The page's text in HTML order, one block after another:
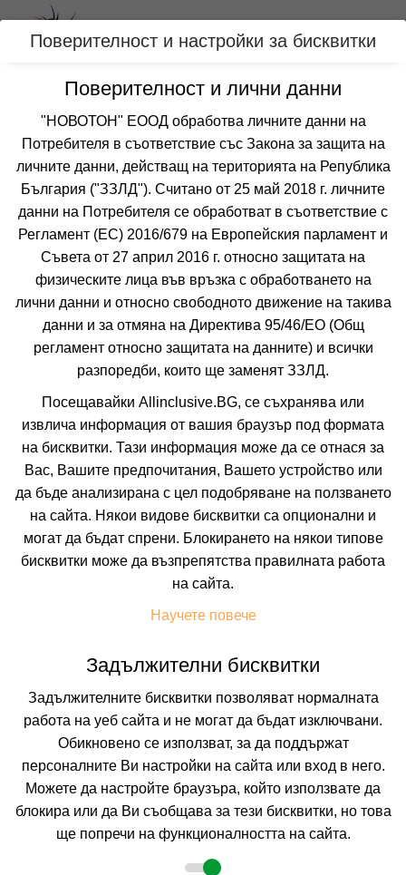
Вход
Категории
Хотел АЛТЕЯ
АЛБЕНА
Отзиви от клиенти за хотел АЛТЕЯ
от 1 отзив
5.3
❮ ❯
УДОБСТВА В ХОТЕЛА FAQ ЗА ХОТЕЛА
Собствен
11.08.2026 5 нощувки
Настаняване
2 възрастни
Поверителност и настройки за бисквитки
Поверителност и лични данни
"НОВОТОН" ЕООД обработва личните данни на
Потребителя в съответствие със Закона за защита на
личните данни, действащ на територията на Република
България ("ЗЗЛД"). Считано от 25 май 2018 г. личните
данни на Потребителя се обработват в съответствие с
Регламент (ЕС) 2016/679 на Европейския парламент и
Съвета от 27 април 2016 г. относно защитата на
физическите лица във връзка с обработването на
лични данни и относно свободното движение на такива
данни и за отмяна на Директива 95/46/EО (Общ
регламент относно защитата на данните) и всички
разпоредби, които ще заменят ЗЗЛД.
Посещавайки Allinclusive.BG, се съхранява или
извлича информация от вашия браузър под формата
на бисквитки. Тази информация може да се отнася за
Вас, Вашите предпочитания, Вашето устройство или
да бъде анализирана с цел подобряване на ползването
на сайта. Някои видове бисквитки са опционални и
могат да бъдат спрени. Блокирането на някои типове
бисквитки може да възпрепятства правилната работа
на сайта.
Научете повече
Задължителни бисквитки
Задължителните бисквитки позволяват нормалната
работа на уеб сайта и не могат да бъдат изключвани.
Обикновено се използват, за да поддържат
персоналните Ви настройки на сайта или вход в него.
Можете да настройте браузъра, който използвате да
блокира или да Ви съобщава за тези бисквитки, но това
ще попречи на функционалността на сайта.